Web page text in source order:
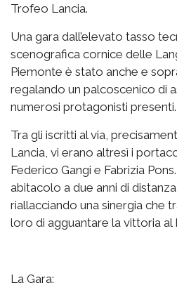
Trofeo Lancia.
Una gara dall’elevato tasso
scenografica cornice delle
Piemonte è stato anche e
regalando un palcoscenico di
numerosi protagonisti presenti.
Tra gli iscritti al via,
Lancia, vi erano altresì i
Federico Gangi e Fabrizia
abitacolo a due anni di distanza
riallacciando una sinergia che
loro di agguantare la vittoria al
La Gara: